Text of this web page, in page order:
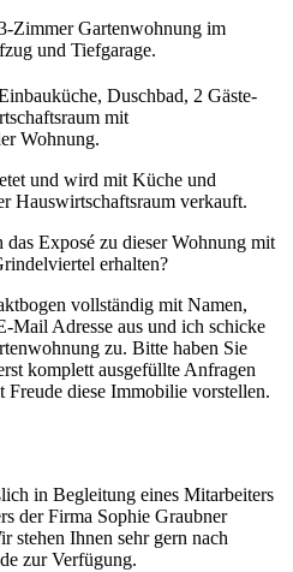
Gartenwohnung im
und Tiefgarage.
Duschbad, 2 Gäste-
mit
Wohnung.
und wird mit Küche und
Hauswirtschaftsraum verkauft.
Exposé zu dieser Wohnung mit
erhalten?
vollständig mit Namen,
Mail Adresse aus und ich schicke
zu. Bitte haben Sie
komplett ausgefüllte Anfragen
diese Immobilie vorstellen.
in Begleitung eines Mitarbeiters
der Firma Sophie Graubner
Ihnen sehr gern nach
zur Verfügung.